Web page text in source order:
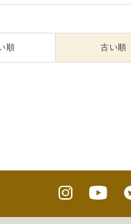
順 古い順